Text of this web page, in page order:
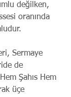
değilken,
oranında
Sermaye
de
Şahıs Hem
üçe